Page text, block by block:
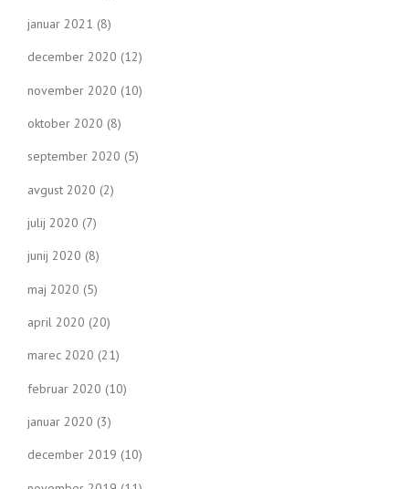
januar 2021 (8)
december 2020 (12)
november 2020 (10)
oktober 2020 (8)
september 2020 (5)
avgust 2020 (2)
julij 2020 (7)
junij 2020 (8)
maj 2020 (5)
april 2020 (20)
marec 2020 (21)
februar 2020 (10)
januar 2020 (3)
december 2019 (10)